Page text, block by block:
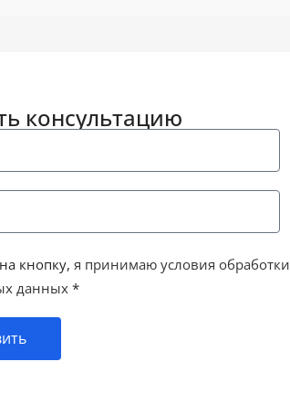
консультацию
кнопку, я принимаю условия обработки
данных*